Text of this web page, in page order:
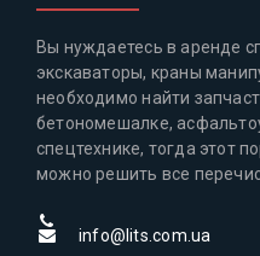
Вы нуждаетесь в аренде
экскаваторы, краны
необходимо найти
бетономешалке,
спецтехнике, тогда этот
можно решить все
info@lits.com.ua